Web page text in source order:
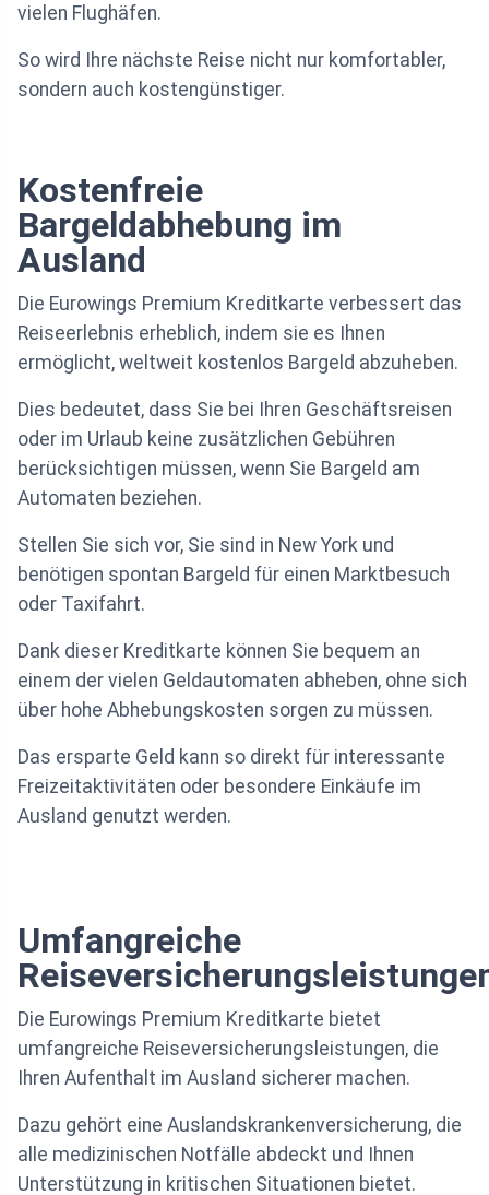
vielen Flughäfen.
So wird Ihre nächste Reise nicht nur komfortabler,
sondern auch kostengünstiger.
Kostenfreie
Bargeldabhebung im
Ausland
Die Eurowings Premium Kreditkarte verbessert das
Reiseerlebnis erheblich, indem sie es Ihnen
ermöglicht, weltweit kostenlos Bargeld abzuheben.
Dies bedeutet, dass Sie bei Ihren Geschäftsreisen
oder im Urlaub keine zusätzlichen Gebühren
berücksichtigen müssen, wenn Sie Bargeld am
Automaten beziehen.
Stellen Sie sich vor, Sie sind in New York und
benötigen spontan Bargeld für einen Marktbesuch
oder Taxifahrt.
Dank dieser Kreditkarte können Sie bequem an
einem der vielen Geldautomaten abheben, ohne sich
über hohe Abhebungskosten sorgen zu müssen.
Das ersparte Geld kann so direkt für interessante
Freizeitaktivitäten oder besondere Einkäufe im
Ausland genutzt werden.
Umfangreiche
Die Eurowings Premium Kreditkarte bietet
umfangreiche Reiseversicherungsleistungen, die
Ihren Aufenthalt im Ausland sicherer machen.
Dazu gehört eine Auslandskrankenversicherung, die
alle medizinischen Notfälle abdeckt und Ihnen
Unterstützung in kritischen Situationen bietet.